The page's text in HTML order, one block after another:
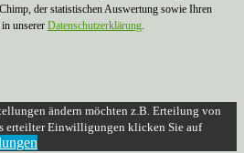
der statistischen Auswertung sowie Ihren
unserer Datenschutzerklärung
ändern möchten z.B. Erteilung von
erteilter Einwilligungen klicken Sie auf